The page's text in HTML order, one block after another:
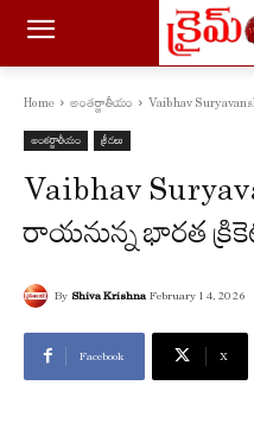
Home అంతర్జాతీయం Vaibhav
అంతర్జాతీయం క్రీడలు
Vaibhav
రాయనున్న భారత
By Shiva Krishna February 14, 2026
Facebook X